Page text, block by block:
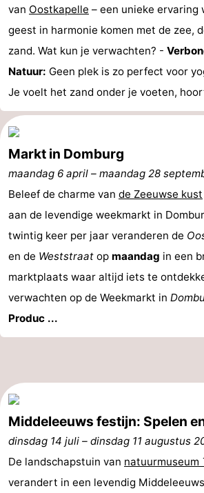
Schouwen
Natuur
Oranjezon
Natuur
de
Mantelingen
-
Domburg
-
Westkapelle
-
Zoutelande
-
Natuur
Walcherse
bos
-
Dishoek
-
Vlissingen
-
Middelburg
Zeeuws-
Vlaanderen
-
Cadzand
-
Natuur
Het
Zwin
Weer
Contact
van Oostkapelle – een unieke ervaring
geest in harmonie komen met de zee,
zand. Wat kun je verwachten? -
Natuur: Geen plek is zo perfect voor
Je voelt het zand onder je voeten,
Markt in Domburg
maandag 6 april – maandag 28
Beleef de charme van de Zeeuwse kust
aan de levendige weekmarkt in
twintig keer per jaar veranderen de
en de Weststraat op maandag in een
marktplaats waar altijd iets te
verwachten op de Weekmarkt in
Produc ...
Middeleeuws festijn: Spelen
dinsdag 14 juli – dinsdag 11 augustus
De landschapstuin van natuurmuseum
verandert in een levendig